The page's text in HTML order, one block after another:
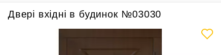
Двері вхідні в будинок №03030